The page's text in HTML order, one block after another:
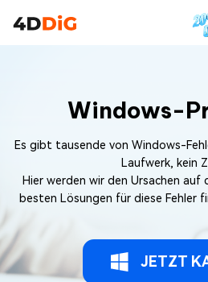
Windows-
Es gibt tausende von Windows-
Laufwerk, kein
Hier werden wir den Ursachen auf
besten Lösungen für diese Fehler
JETZT